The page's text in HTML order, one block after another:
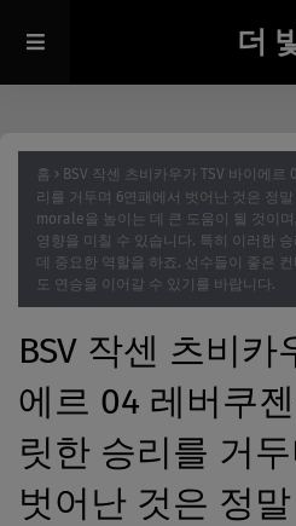
더
홈
BSV 작센 츠비카우가 TSV 바이에
리를 거두며 6연패에서 벗어난 것은 정
morale을 높이는 데 큰 도움이 될 것이
영향을 미칠 수 있습니다. 특히 이러한
데 중요한 역할을 하죠. 선수들이 좋은
도 연승을 이어갈 수 있기를 바랍니다.
BSV 작센 츠비카
에르 04 레버쿠
릿한 승리를 거
벗어난 것은 정